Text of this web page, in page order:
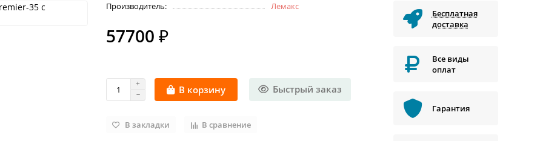
Производитель: Лемакс
57700 ₽
В корзину Быстрый заказ
В закладки В сравнение
Бесплатная
доставка
Все виды
оплат
Гарантия